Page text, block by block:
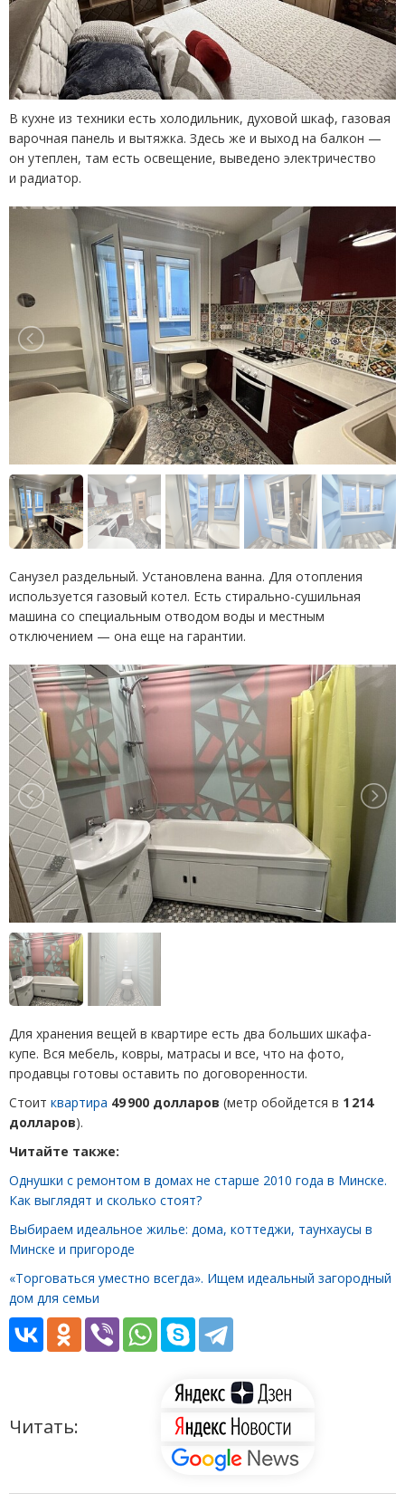
В кухне из техники есть холодильник, духовой шкаф, газовая
варочная панель и вытяжка. Здесь же и выход на балкон —
он утеплен, там есть освещение, выведено электричество
и радиатор.
Санузел раздельный. Установлена ванна. Для отопления
используется газовый котел. Есть стирально-сушильная
машина со специальным отводом воды и местным
отключением — она еще на гарантии.
Для хранения вещей в квартире есть два больших шкафа-
купе. Вся мебель, ковры, матрасы и все, что на фото,
продавцы готовы оставить по договоренности.
Стоит квартира 49 900 долларов (метр обойдется в 1 214
долларов).
Читайте также:
Однушки с ремонтом в домах не старше 2010 года в Минске.
Как выглядят и сколько стоят?
Выбираем идеальное жилье: дома, коттеджи, таунхаусы в
Минске и пригороде
«Торговаться уместно всегда». Ищем идеальный загородный
дом для семьи
Читать: